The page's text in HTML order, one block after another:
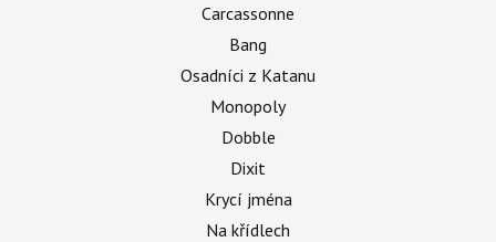
Carcassonne
Bang
Osadníci z Katanu
Monopoly
Dobble
Dixit
Krycí jména
Na křídlech